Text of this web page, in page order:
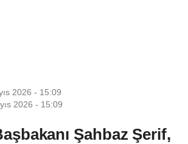
2026 - 15:09
2026 - 15:09
Şahbaz Şerif,